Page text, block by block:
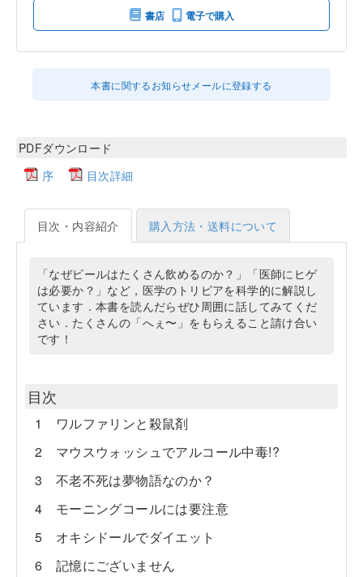
書店 電子で購入
本書に関するお知らせメールに登録する
PDFダウンロード
序
目次詳細
目次・内容紹介 購入方法・送料について
「なぜビールはたくさん飲めるのか？」「医師にヒゲ
は必要か？」など，医学のトリビアを科学的に解説し
ています．本書を読んだらぜひ周囲に話してみてくだ
さい．たくさんの「へぇ〜」をもらえること請け合い
です！
目次
1 ワルファリンと殺鼠剤
2 マウスウォッシュでアルコール中毒!?
3 不老不死は夢物語なのか？
4 モーニングコールには要注意
5 オキシドールでダイエット
6 記憶にございません